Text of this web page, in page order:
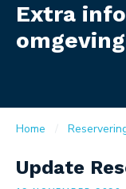
Extra
omgeving
Home
Update